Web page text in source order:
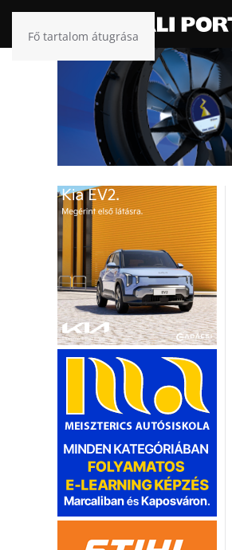
Fő tartalom átugrása